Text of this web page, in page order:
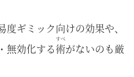
ギミック向けの効果や、
無効化する術
すべ
がないのも厳